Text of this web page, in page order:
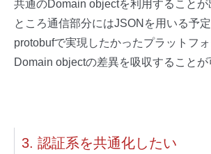
共通のDomain objectを利用すること
ところ通信部分にはJSONを用いる予定
protobufで実現したかったプラットフ
Domain objectの差異を吸収することが
3. 認証系を共通化したい